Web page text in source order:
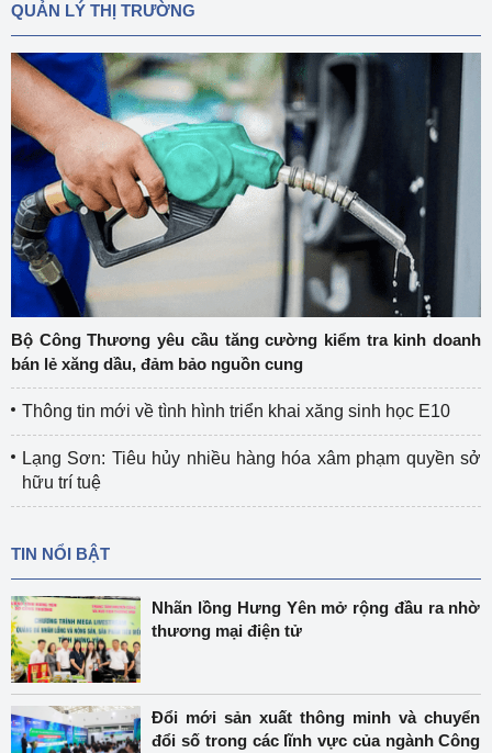
QUẢN LÝ THỊ TRƯỜNG
Bộ Công Thương yêu cầu tăng cường kiểm tra kinh doanh
bán lẻ xăng dầu, đảm bảo nguồn cung
Thông tin mới về tình hình triển khai xăng sinh học E10
Lạng Sơn: Tiêu hủy nhiều hàng hóa xâm phạm quyền sở
hữu trí tuệ
TIN NỔI BẬT
Nhãn lồng Hưng Yên mở rộng đầu ra nhờ
thương mại điện tử
Đổi mới sản xuất thông minh và chuyển
đổi số trong các lĩnh vực của ngành Công